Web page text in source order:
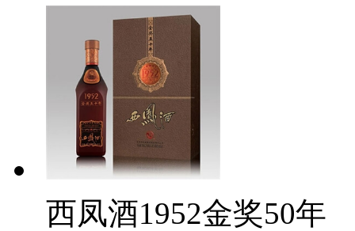
西凤酒1952金奖50年